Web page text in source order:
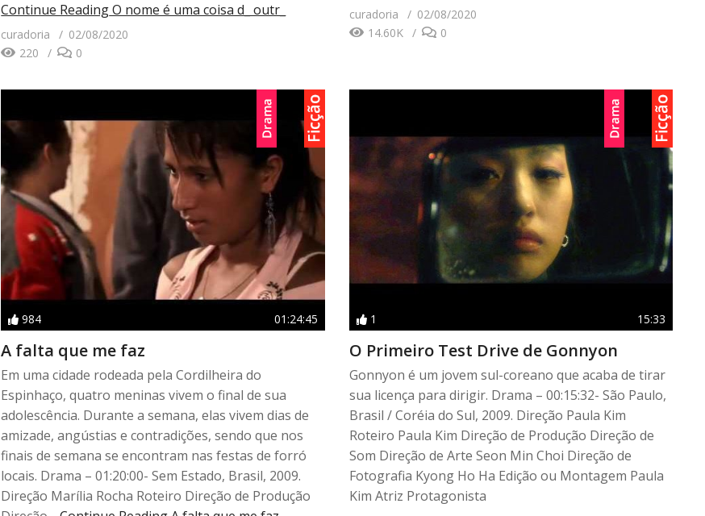
Continue ReadingO nome é uma coisa d_ outr_
curadoria
02/08/2020
220
0
curadoria
02/08/2020
14.60K
0
984 01:24:45
A falta que me faz
Em uma cidade rodeada pela Cordilheira do
Espinhaço, quatro meninas vivem o final de sua
adolescência. Durante a semana, elas vivem dias de
amizade, angústias e contradições, sendo que nos
finais de semana se encontram nas festas de forró
locais. Drama – 01:20:00- Sem Estado, Brasil, 2009.
Direção Marília Rocha Roteiro Direção de Produção
1 15:33
O Primeiro Test Drive de Gonnyon
Gonnyon é um jovem sul-coreano que acaba de tirar
sua licença para dirigir. Drama – 00:15:32- São Paulo,
Brasil / Coréia do Sul, 2009. Direção Paula Kim
Roteiro Paula Kim Direção de Produção Direção de
Som Direção de Arte Seon Min Choi Direção de
Fotografia Kyong Ho Ha Edição ou Montagem Paula
Kim Atriz Protagonista